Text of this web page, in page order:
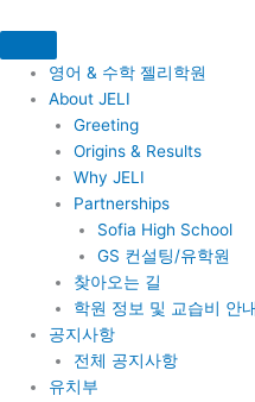
텐
츠
영어 & 수학 젤리학원
About JELI
Greeting
Origins & Results
Why JELI
Partnerships
Sofia High School
GS 컨설팅/유학원
찾아오는 길
학원 정보 및 교습비 안내
공지사항
전체 공지사항
유치부